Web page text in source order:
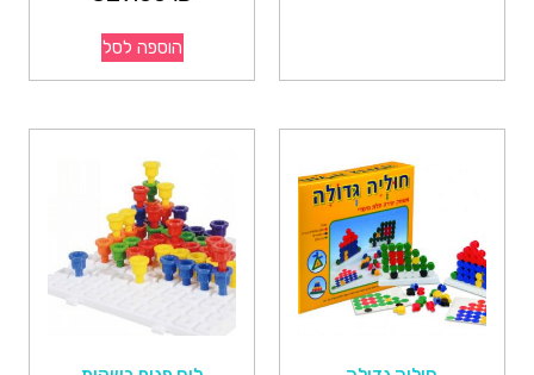
הוספה לסל